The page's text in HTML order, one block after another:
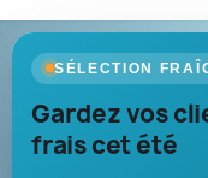
SÉLECTION
Gardez vos
frais cet été
Goodies Pub
Objets publicitaires · par
Votre partenaire B2B